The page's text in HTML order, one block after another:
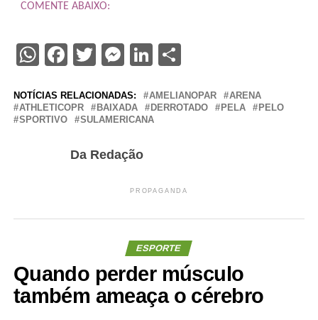
COMENTE ABAIXO:
WhatsApp
Facebook
Twitter
Messenger
LinkedIn
Share
NOTÍCIAS RELACIONADAS: AMELIANOPAR
ARENA
ATHLETICOPR
BAIXADA DERROTADO PELA
PELO
SPORTIVO
SULAMERICANA
Da Redação
PROPAGANDA
ESPORTE
Quando perder músculo
também ameaça o cérebro